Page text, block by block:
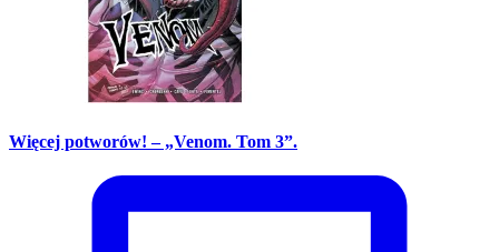
Więcej potworów! – „Venom. Tom 3”.